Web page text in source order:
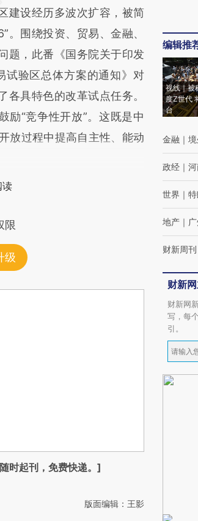
建设经历多波次扩容，被简
。围绕投资、贸易、金融、
题，此番《国务院关于印发
试验区总体方案的通知》对
各具特色的改革试点任务。
励“竞争性开放”。这既是中
放过程中提高自主性、能动
读
限
级
随时起刊，免费快递。]
版面编辑：王影
编辑推
视线｜被
度Z世代
台
金融 ｜
政经 ｜
世界 ｜
地产 ｜
财新周刊
财新
财新网
写，每
引。